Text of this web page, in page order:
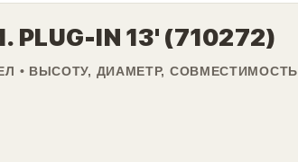
IN 13' (710272)
• ВЫСОТУ, ДИАМЕТР, СОВМЕСТИМОСТЬ